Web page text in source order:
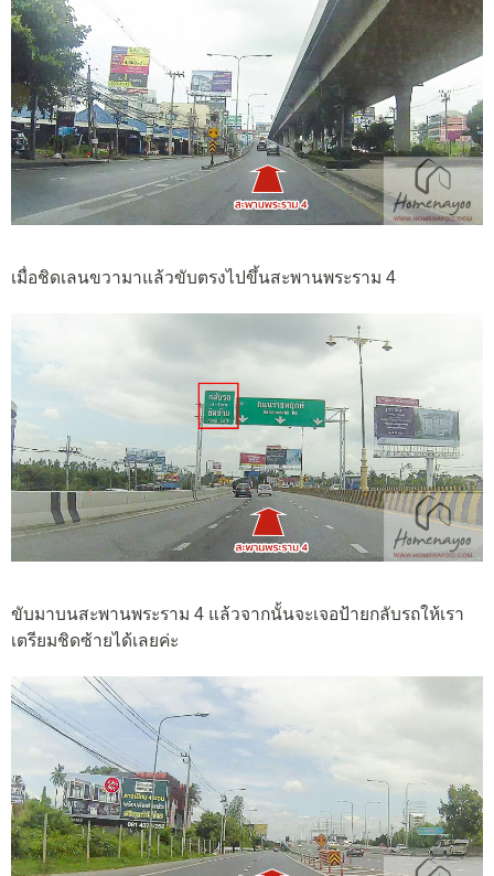
เมื่อชิดเลนขวามาแล้วขับตรงไปขึ้นสะพานพระราม 4
ขับมาบนสะพานพระราม 4 แล้วจากนั้นจะเจอป้ายกลับรถให้เรา
เตรียมชิดซ้ายได้เลยค่ะ